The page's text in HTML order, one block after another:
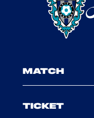
MATCH
TICKET